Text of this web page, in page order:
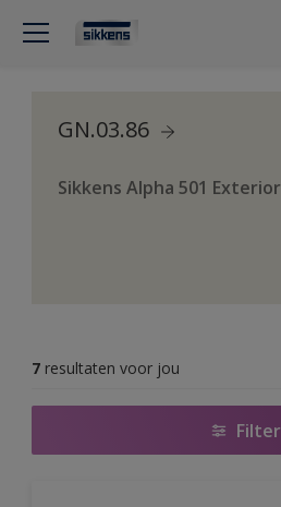
GN.03.86
Sikkens Alpha 501 Exterior
7 resultaten voor jou
Filter